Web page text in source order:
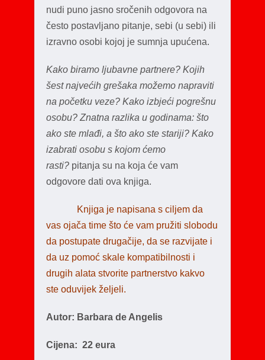
nudi puno jasno sročenih odgovora na
često postavljano pitanje, sebi (u sebi) ili
izravno osobi kojoj je sumnja upućena.
Kako biramo ljubavne partnere? Kojih
šest najvećih grešaka možemo napraviti
na početku veze? Kako izbjeći pogrešnu
osobu? Znatna razlika u godinama: što
ako ste mlađi, a što ako ste stariji? Kako
izabrati osobu s kojom ćemo
rasti? pitanja su na koja će vam
odgovore dati ova knjiga.
Knjiga je napisana s ciljem da
vas ojača time što će vam pružiti slobodu
da postupate drugačije, da se razvijate i
da uz pomoć skale kompatibilnosti i
drugih alata stvorite partnerstvo kakvo
ste oduvijek željeli.
Autor: Barbara de Angelis
Cijena: 22 eura